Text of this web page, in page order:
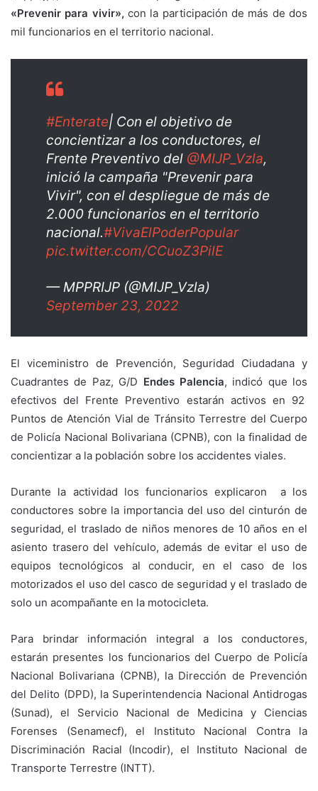
«Prevenir para vivir», con la participación de más de dos
mil funcionarios en el territorio nacional.
#Enterate| Con el objetivo de
concientizar a los conductores, el
Frente Preventivo del @MIJP_Vzla,
inició la campaña "Prevenir para
Vivir", con el despliegue de más de
2.000 funcionarios en el territorio
nacional.#VivaElPoderPopular
pic.twitter.com/CCuoZ3PilE
— MPPRIJP (@MIJP_Vzla)
September 23, 2022
El viceministro de Prevención, Seguridad Ciudadana y
Cuadrantes de Paz, G/D Endes Palencia, indicó que los
efectivos del Frente Preventivo estarán activos en 92
Puntos de Atención Vial de Tránsito Terrestre del Cuerpo
de Policía Nacional Bolivariana (CPNB), con la finalidad de
concientizar a la población sobre los accidentes viales.
Durante la actividad los funcionarios explicaron a los
conductores sobre la importancia del uso del cinturón de
seguridad, el traslado de niños menores de 10 años en el
asiento trasero del vehículo, además de evitar el uso de
equipos tecnológicos al conducir, en el caso de los
motorizados el uso del casco de seguridad y el traslado de
solo un acompañante en la motocicleta.
Para brindar información integral a los conductores,
estarán presentes los funcionarios del Cuerpo de Policía
Nacional Bolivariana (CPNB), la Dirección de Prevención
del Delito (DPD), la Superintendencia Nacional Antidrogas
(Sunad), el Servicio Nacional de Medicina y Ciencias
Forenses (Senamecf), el Instituto Nacional Contra la
Discriminación Racial (Incodir), el Instituto Nacional de
Transporte Terrestre (INTT).